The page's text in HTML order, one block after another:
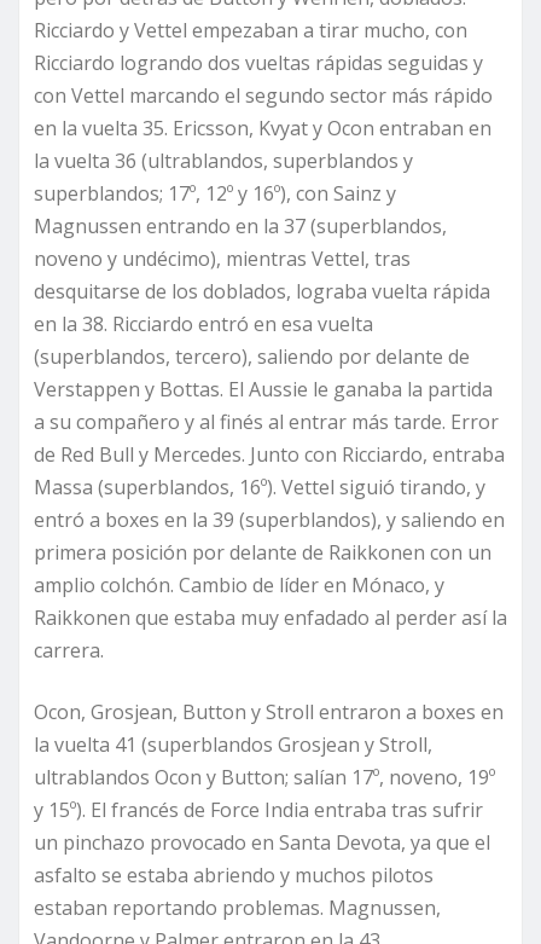
Ricciardo y Vettel empezaban a tirar mucho, con
Ricciardo logrando dos vueltas rápidas seguidas y
con Vettel marcando el segundo sector más rápido
en la vuelta 35. Ericsson, Kvyat y Ocon entraban en
la vuelta 36 (ultrablandos, superblandos y
superblandos; 17º, 12º y 16º), con Sainz y
Magnussen entrando en la 37 (superblandos,
noveno y undécimo), mientras Vettel, tras
desquitarse de los doblados, lograba vuelta rápida
en la 38. Ricciardo entró en esa vuelta
(superblandos, tercero), saliendo por delante de
Verstappen y Bottas. El Aussie le ganaba la partida
a su compañero y al finés al entrar más tarde. Error
de Red Bull y Mercedes. Junto con Ricciardo, entraba
Massa (superblandos, 16º). Vettel siguió tirando, y
entró a boxes en la 39 (superblandos), y saliendo en
primera posición por delante de Raikkonen con un
amplio colchón. Cambio de líder en Mónaco, y
Raikkonen que estaba muy enfadado al perder así la
carrera.
Ocon, Grosjean, Button y Stroll entraron a boxes en
la vuelta 41 (superblandos Grosjean y Stroll,
ultrablandos Ocon y Button; salían 17º, noveno, 19º
y 15º). El francés de Force India entraba tras sufrir
un pinchazo provocado en Santa Devota, ya que el
asfalto se estaba abriendo y muchos pilotos
estaban reportando problemas. Magnussen,